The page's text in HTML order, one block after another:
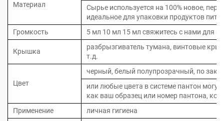
Материал
Сырье используется на 100% новое,
идеальное для упаковки продуктов
Громкость
5 мл 10 мл 15 мл свяжитесь с нами для
Крышка
разбрызгиватель тумана, винтовые
т.д.
Цвет
черный, белый полупрозрачный, по
или любые цвета в системе пантон
как ваш образец или номер пантона,
Применение
личная гигиена